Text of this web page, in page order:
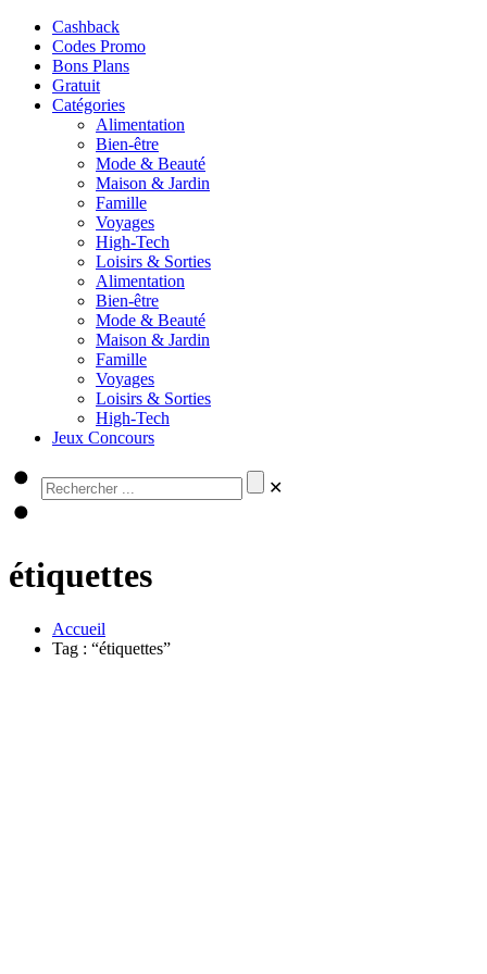
Cashback
Codes Promo
Bons Plans
Gratuit
Catégories
Alimentation
Bien-être
Mode & Beauté
Maison & Jardin
Famille
Voyages
High-Tech
Loisirs & Sorties
Alimentation
Bien-être
Mode & Beauté
Maison & Jardin
Famille
Voyages
Loisirs & Sorties
High-Tech
Jeux Concours
✕
étiquettes
Accueil
Tag : “étiquettes”